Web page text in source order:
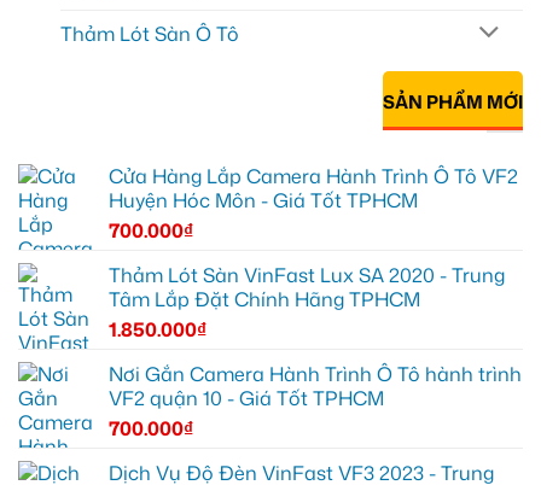
Thảm Lót Sàn Ô Tô
SẢN PHẨM MỚI
Cửa Hàng Lắp Camera Hành Trình Ô Tô VF2
Huyện Hóc Môn - Giá Tốt TPHCM
700.000₫
Thảm Lót Sàn VinFast Lux SA 2020 - Trung
Tâm Lắp Đặt Chính Hãng TPHCM
1.850.000₫
Nơi Gắn Camera Hành Trình Ô Tô hành trình
VF2 quận 10 - Giá Tốt TPHCM
700.000₫
Dịch Vụ Độ Đèn VinFast VF3 2023 - Trung